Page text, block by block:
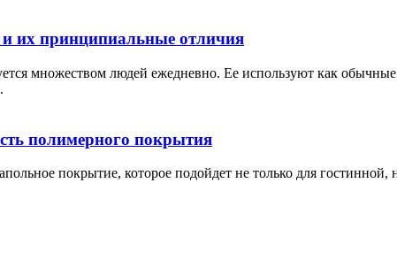
и их принципиальные отличия
множеством людей ежедневно. Ее используют как
полимерного покрытия
покрытие, которое подойдет не только для